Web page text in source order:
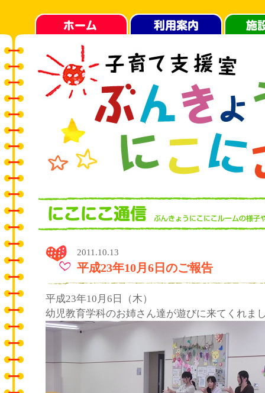
2011.10.13
平成23年10月6日のご報告
平成23年10月6日（木）
幼児教育学科のお姉さん達が遊びに来てくれま